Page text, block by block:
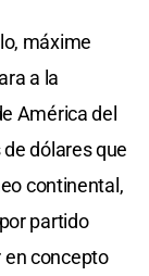
máxime
a la
América del
dólares que
continental,
partido
en concepto